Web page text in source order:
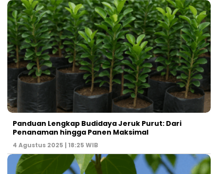
Panduan Lengkap Budidaya Jeruk Purut: Dari
Penanaman hingga Panen Maksimal
4 Agustus 2025 | 18:25 WIB